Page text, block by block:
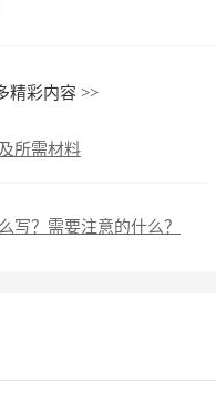
精彩内容 >>
所需材料
写？需要注意的什么？